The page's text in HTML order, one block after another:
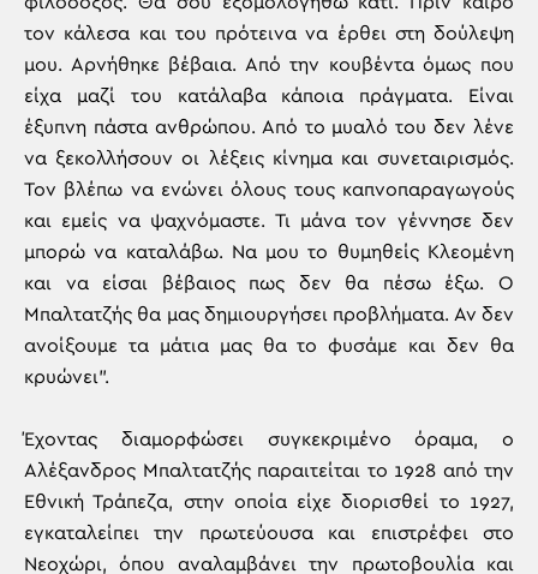
τον κάλεσα και του πρότεινα να έρθει στη δούλεψη
μου. Αρνήθηκε βέβαια. Από την κουβέντα όμως που
είχα μαζί του κατάλαβα κάποια πράγματα. Είναι
έξυπνη πάστα ανθρώπου. Από το μυαλό του δεν λένε
να ξεκολλήσουν οι λέξεις κίνημα και συνεταιρισμός.
Τον βλέπω να ενώνει όλους τους καπνοπαραγωγούς
και εμείς να ψαχνόμαστε. Τι μάνα τον γέννησε δεν
μπορώ να καταλάβω. Να μου το θυμηθείς Κλεομένη
και να είσαι βέβαιος πως δεν θα πέσω έξω. Ο
Μπαλτατζής θα μας δημιουργήσει προβλήματα. Αν δεν
ανοίξουμε τα μάτια μας θα το φυσάμε και δεν θα
κρυώνει”.
Έχοντας διαμορφώσει συγκεκριμένο όραμα, ο
Αλέξανδρος Μπαλτατζής παραιτείται το 1928 από την
Εθνική Τράπεζα, στην οποία είχε διορισθεί το 1927,
εγκαταλείπει την πρωτεύουσα και επιστρέφει στο
Νεοχώρι, όπου αναλαμβάνει την πρωτοβουλία και